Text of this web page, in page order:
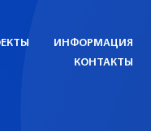
ИНФОРМАЦИЯ
КОНТАКТЫ